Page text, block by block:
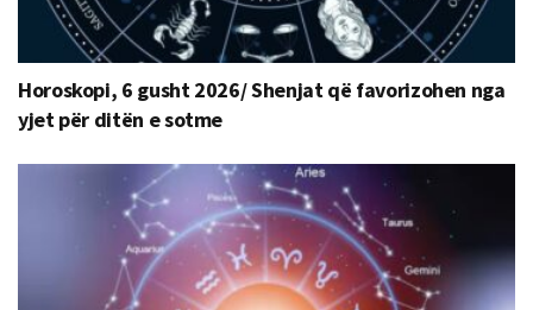
Horoskopi, 6 gusht 2026/ Shenjat që favorizohen nga
yjet për ditën e sotme